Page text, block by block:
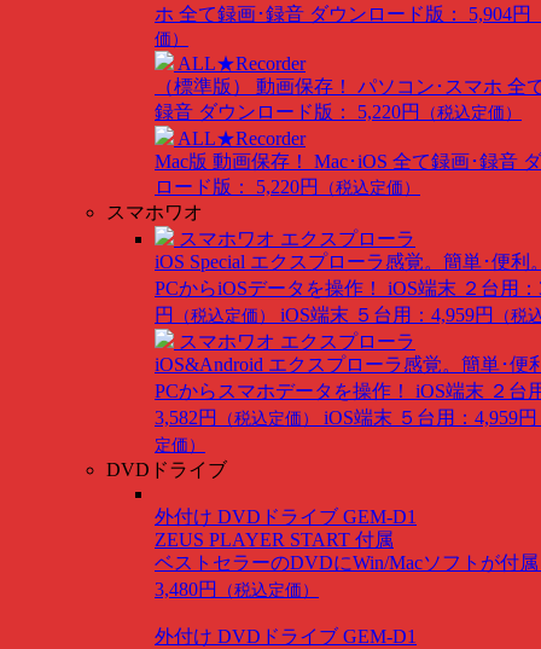
ホ 全て録画･録音 ダウンロード版： 5,904円
価）
ALL★Recorder
（標準版） 動画保存！ パソコン･スマホ 全
録音 ダウンロード版： 5,220円 （税込定価）
ALL★Recorder
Mac版 動画保存！ Mac･iOS 全て録画･録音
ロード版： 5,220円
（税込定価）
スマホワオ
スマホワオ エクスプローラ
iOS Special エクスプローラ感覚。簡単･便利
PCからiOSデータを操作！ iOS端末 ２台用：
円
（税込定価） iOS端末 ５台用：4,959円 （税
スマホワオ エクスプローラ
iOS&Android エクスプローラ感覚。簡単･便
PCからスマホデータを操作！ iOS端末 ２台
3,582円
（税込定価） iOS端末 ５台用：4,959円
定価）
DVDドライブ
外付け DVDドライブ GEM-D1
ZEUS PLAYER START 付属
ベストセラーのDVDにWin/Macソフトが付
3,480円
（税込定価）
外付け DVDドライブ GEM-D1